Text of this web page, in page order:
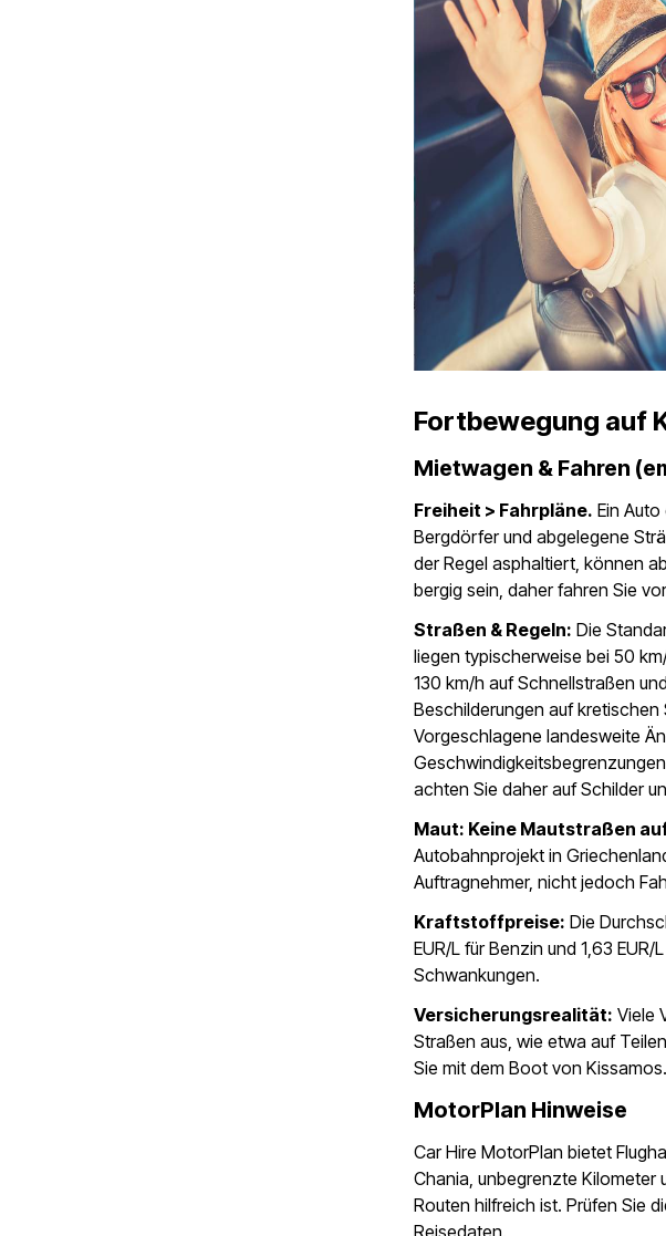
Fortbewegung auf
Mietwagen & Fahren
Freiheit > Fahrpläne. Ein
Bergdörfer und abgelegene
der Regel asphaltiert, können
bergig sein, daher fahren Sie
Straßen & Regeln: Die
liegen typischerweise bei 50
130 km/h auf Schnellstraßen
Beschilderungen auf
Vorgeschlagene landesweite
achten Sie daher auf Schilder
Maut: Keine Mautstraßen
Autobahnprojekt in
Auftragnehmer, nicht jedoch
Kraftstoffpreise: Die
EUR/L für Benzin und 1,63
Schwankungen.
Versicherungsrealität: Viele
Straßen aus, wie etwa auf
Sie mit dem Boot von Kissamos.
MotorPlan Hinweise
Car Hire MotorPlan bietet
Chania, unbegrenzte Kilometer
Routen hilfreich ist. Prüfen Sie
Reisedaten.